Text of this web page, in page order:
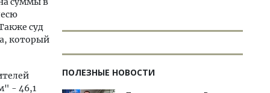
суд
который
- 46,1
ПОЛЕЗНЫЕ НОВОСТИ